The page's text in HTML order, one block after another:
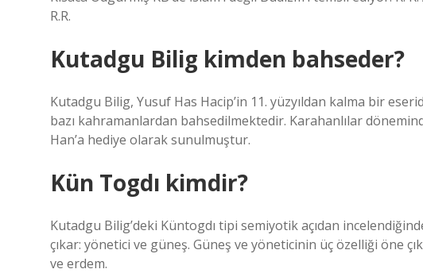
R.R.
Kutadgu Bilig kimden bahseder?
Kutadgu Bilig, Yusuf Has Hacip’in 11. yüzyıldan kalma bir
bazı kahramanlardan bahsedilmektedir. Karahanlılar
Han’a hediye olarak sunulmuştur.
Kün Togdı kimdir?
Kutadgu Bilig’deki Küntogdı tipi semiyotik açıdan
çıkar: yönetici ve güneş. Güneş ve yöneticinin üç özelliği öne
ve erdem.